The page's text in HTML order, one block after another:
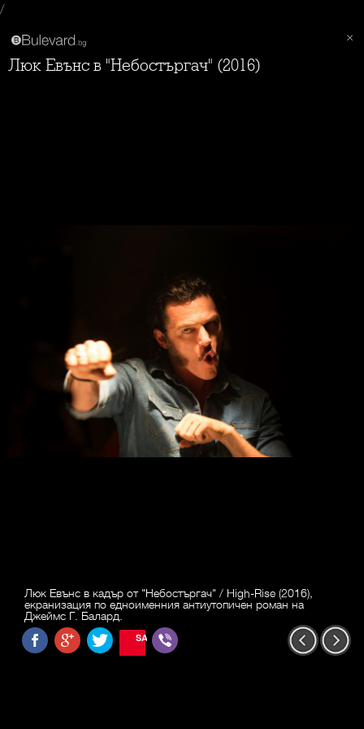
/
Люк Евънс в "Небостъргач" (2016)
Люк Евънс в кадър от "Небостъргач" / High-Rise (2016),
екранизация по едноименния антиутопичен роман на
Джеймс Г. Балард.
SAVE